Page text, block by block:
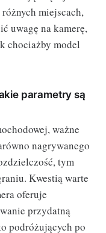
miejscach,
uwagę na kamerę,
chociażby model
parametry są
ważne
nagrywanego
tym
Kwestią warte
oferuje
przydatną
podróżujących po